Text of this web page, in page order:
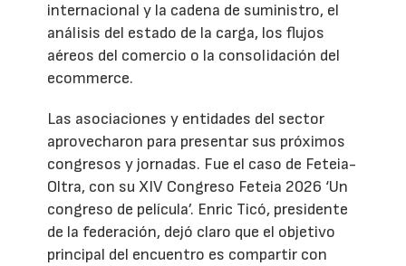
internacional y la cadena de suministro, el
análisis del estado de la carga, los flujos
aéreos del comercio o la consolidación del
ecommerce.
Las asociaciones y entidades del sector
aprovecharon para presentar sus próximos
congresos y jornadas. Fue el caso de Feteia-
Oltra, con su XIV Congreso Feteia 2026 ‘Un
congreso de película’. Enric Ticó, presidente
de la federación, dejó claro que el objetivo
principal del encuentro es compartir con